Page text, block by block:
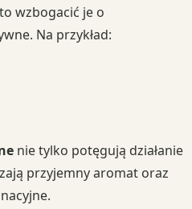
wzbogacić je o
Na przykład:
nie tylko potęgują działanie
przyjemny aromat oraz